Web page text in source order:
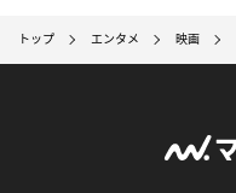
トップ エンタメ 映画